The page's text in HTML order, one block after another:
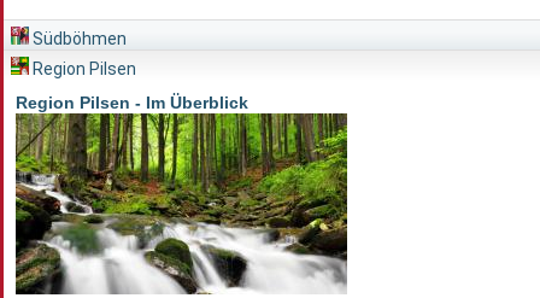
Südböhmen
Region Pilsen
Region Pilsen - Im Überblick